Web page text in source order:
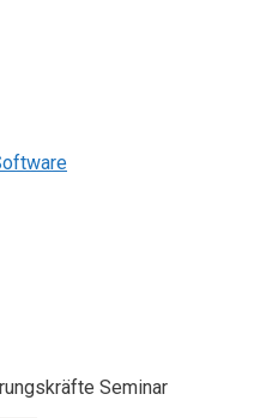
Seminar